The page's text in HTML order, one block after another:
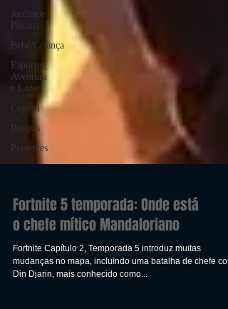
Jardim e
Piscina
Bebê/Criança
Esportes,
Aventura
e Lazer
Cupom
Roupas
Presentes
Fortnite 5 temporada: Onde está
o chefe mítico Mandaloriano
Fortnite Capítulo 2, Temporada 5 introduz muitas